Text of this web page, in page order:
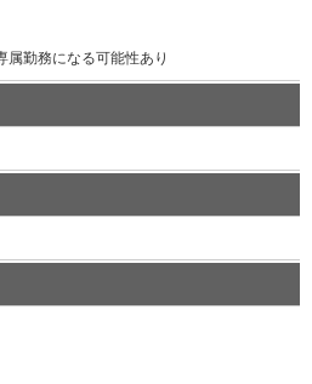
勤務になる可能性あり